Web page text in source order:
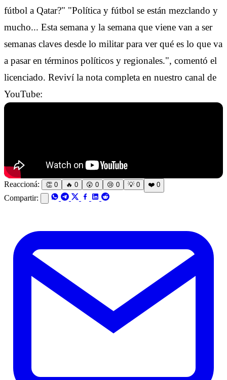
fútbol a Qatar?" "Política y fútbol se están mezclando y
mucho... Esta semana y la semana que viene van a ser
semanas claves desde lo militar para ver qué es lo que va
a pasar en términos políticos y regionales.", comentó el
licenciado. Reviví la nota completa en nuestro canal de
YouTube:
Reaccioná: 👏 0 🔥 0 😲 0 😢 0 💡 0 ❤️ 0
Compartir: